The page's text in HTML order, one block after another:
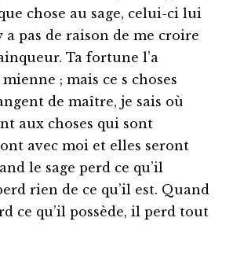
chose au sage, celui-ci lui
a pas de raison de me croire
Ta fortune l’a
; mais ce s choses
de maître, je sais où
aux choses qui sont
avec moi et elles seront
le sage perd ce qu’il
rien de ce qu’il est. Quand
ce qu’il possède, il perd tout